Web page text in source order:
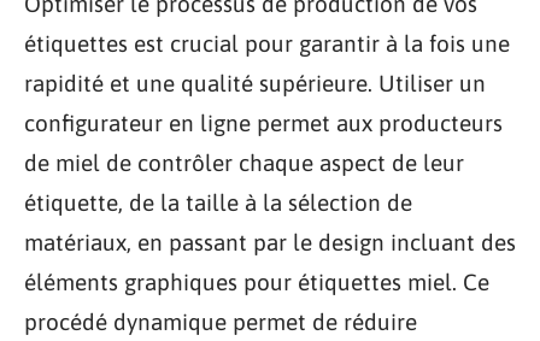
étiquettes est crucial pour garantir à la fois une
rapidité et une qualité supérieure. Utiliser un
configurateur en ligne permet aux producteurs
de miel de contrôler chaque aspect de leur
étiquette, de la taille à la sélection de
matériaux, en passant par le design incluant des
éléments graphiques pour étiquettes miel. Ce
procédé dynamique permet de réduire